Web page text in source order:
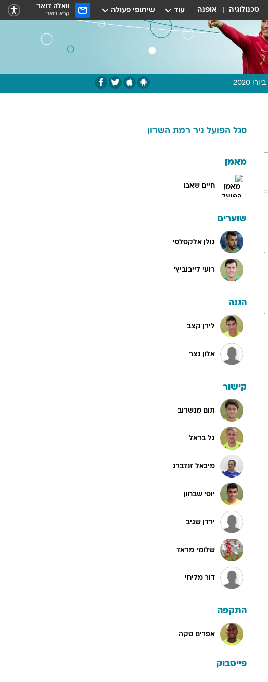
טכנולוגיה אופנה עוד שיתופי פעולה וואלה דואר
קרא דואר
2020
היורו
ופרשנויות
ספורט
סגל הפועל ניר רמת השרון
מאמן
חיים שאבו
שוערים
גולן אלקסלסי
רועי לייבוביץ'
הגנה
לירן קצב
אלון נצר
קישור
תום מנשרוב
גל בראל
מיכאל זנדברג
יוסי שבחון
ירדן שגיב
שלומי מראד
דור מליחי
התקפה
אפרים טקה
פייסבוק